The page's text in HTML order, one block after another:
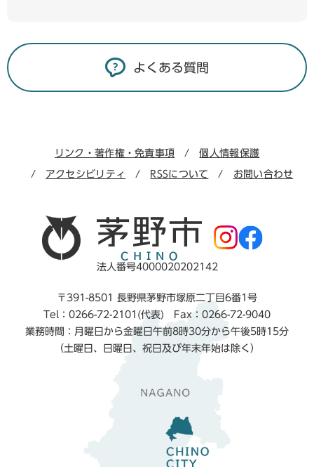
よくある質問
リンク・著作権・免責事項 個人情報保護
アクセシビリティ RSSについて お問い合わせ
法人番号4000020202142
〒391-8501 長野県茅野市塚原二丁目6番1号
Tel：0266-72-2101(代表) Fax：0266-72-9040
業務時間：月曜日から金曜日午前8時30分から午後5時15分
（土曜日、日曜日、祝日及び年末年始は除く）